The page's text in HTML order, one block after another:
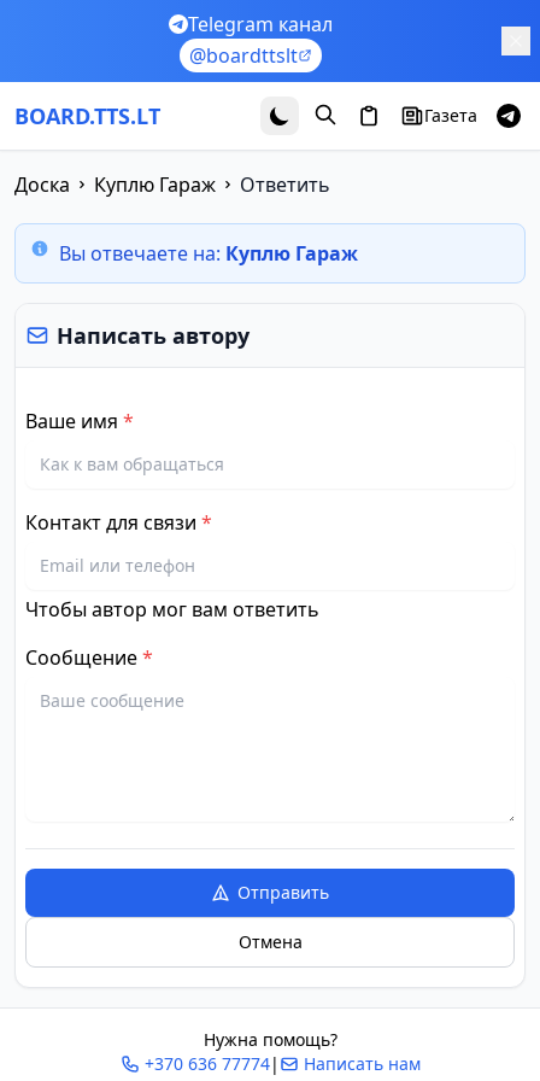
Перейти к основному содержимому
Telegram канал
@boardttslt
BOARD.TTS.LT Газета
Доска Куплю Гараж Ответить
Вы отвечаете на: Куплю Гараж
Написать автору
Ваше имя *
Контакт для связи *
Чтобы автор мог вам ответить
Сообщение*
Отмена
Отправить
Нужна помощь?
+370 636 77774| Написать нам